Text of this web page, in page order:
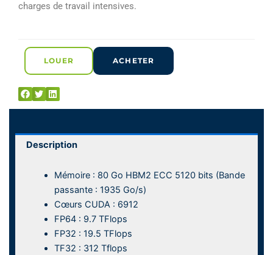
charges de travail intensives.
LOUER ACHETER
Description
Mémoire : 80 Go HBM2 ECC 5120 bits (Bande
passante : 1935 Go/s)
Cœurs CUDA : 6912
FP64 : 9.7 TFlops
FP32 : 19.5 TFlops
TF32 : 312 Tflops